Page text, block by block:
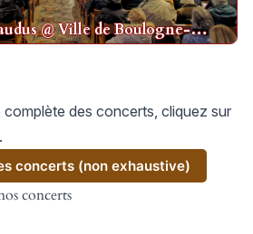
@ Ville de Boulogne-
complète des concerts, cliquez sur
concerts (non exhaustive)
concerts